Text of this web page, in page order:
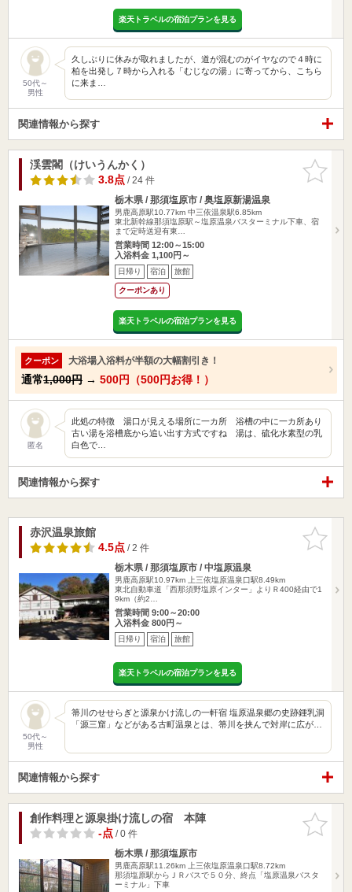
楽天トラベルの宿泊プランを見る
50代～
男性
久しぶりに休みが取れましたが、道が混むのがイヤなので４時に
柏を出発し７時から入れる「むじなの湯」に寄ってから、こちら
に来ま…
関連情報から探す
お気に入
りに追加
渓雲閣（けいうんかく）
3.8点/ 24 件
栃木県 / 那須塩原市 / 奥塩原新湯温泉
男鹿高原駅10.77km 中三依温泉駅6.85km
東北新幹線那須塩原駅～塩原温泉バスターミナル下車、宿
まで定時送迎有東…
営業時間 12:00～15:00
入浴料金 1,100円～
日帰り 宿泊 旅館
クーポンあり
楽天トラベルの宿泊プランを見る
クーポン 大浴場入浴料が半額の大幅割引き！
通常1,000円 → 500円（500円お得！）
匿名
此処の特徴 湯口が見える場所に一カ所 浴槽の中に一カ所あり
古い湯を浴槽底から追い出す方式ですね 湯は、硫化水素型の乳
白色で…
関連情報から探す
お気に入
りに追加
赤沢温泉旅館
4.5点/ 2 件
栃木県 / 那須塩原市 / 中塩原温泉
男鹿高原駅10.97km
上三依塩原温泉口駅8.49km
東北自動車道「西那須野塩原インター」よりＲ400経由で1
9km（約2…
営業時間 9:00～20:00
入浴料金 800円～
日帰り 宿泊 旅館
楽天トラベルの宿泊プランを見る
50代～
男性
箒川のせせらぎと源泉かけ流しの一軒宿 塩原温泉郷の史跡鍾乳洞
「源三窟」などがある古町温泉とは、箒川を挟んで対岸に広が…
関連情報から探す
お気に入
りに追加
創作料理と源泉掛け流しの宿 本陣
-点/ 0 件
栃木県 / 那須塩原市
男鹿高原駅11.26km
上三依塩原温泉口駅8.72km
那須塩原駅からＪＲバスで５０分、終点「塩原温泉バスタ
ーミナル」下車